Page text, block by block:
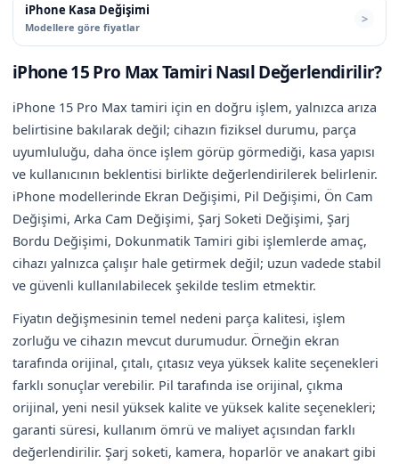
iPhone Kasa Değişimi
Modellere göre fiyatlar
iPhone 15 Pro Max Tamiri Nasıl Değerlendirilir?
iPhone 15 Pro Max tamiri için en doğru işlem, yalnızca arıza
belirtisine bakılarak değil; cihazın fiziksel durumu, parça
uyumluluğu, daha önce işlem görüp görmediği, kasa yapısı
ve kullanıcının beklentisi birlikte değerlendirilerek belirlenir.
iPhone modellerinde Ekran Değişimi, Pil Değişimi, Ön Cam
Değişimi, Arka Cam Değişimi, Şarj Soketi Değişimi, Şarj
Bordu Değişimi, Dokunmatik Tamiri gibi işlemlerde amaç,
cihazı yalnızca çalışır hale getirmek değil; uzun vadede stabil
ve güvenli kullanılabilecek şekilde teslim etmektir.
Fiyatın değişmesinin temel nedeni parça kalitesi, işlem
zorluğu ve cihazın mevcut durumudur. Örneğin ekran
tarafında orijinal, çıtalı, çıtasız veya yüksek kalite seçenekleri
farklı sonuçlar verebilir. Pil tarafında ise orijinal, çıkma
orijinal, yeni nesil yüksek kalite ve yüksek kalite seçenekleri;
garanti süresi, kullanım ömrü ve maliyet açısından farklı
değerlendirilir. Şarj soketi, kamera, hoparlör ve anakart gibi